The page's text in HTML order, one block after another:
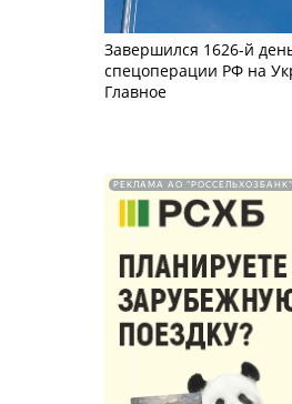
Завершился 1626-й
спецоперации РФ на
Главное
РЕКЛАМА АО "РОССЕЛЬХОЗБАНК".